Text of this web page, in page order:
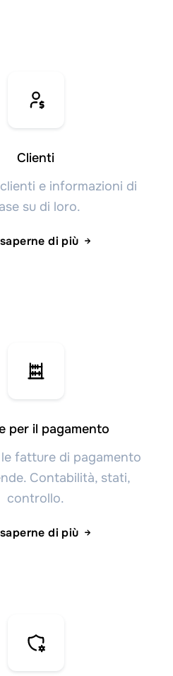
Clienti
e informazioni di
su di loro.
di più
per il pagamento
fatture di pagamento
Contabilità, stati,
controllo.
di più